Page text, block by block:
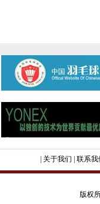
关于我们 联系我
版权所